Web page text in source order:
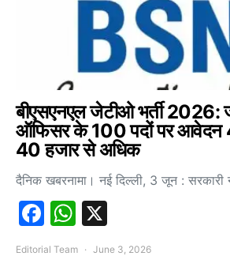
बीएसएनएल जेटीओ भर्ती 2026:
ऑफिसर के 100 पदों पर आवेदन
40 हजार से अधिक
दैनिक खबरनामा। नई दिल्ली, 3 जून : सरकारी
Facebook
WhatsApp
Editorial Team June 3, 2026